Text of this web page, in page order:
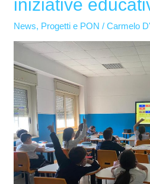
iniziative
News, Progetti e PON /Carmelo
“Dusmet-
centro
di
iniziative
educative
innovative